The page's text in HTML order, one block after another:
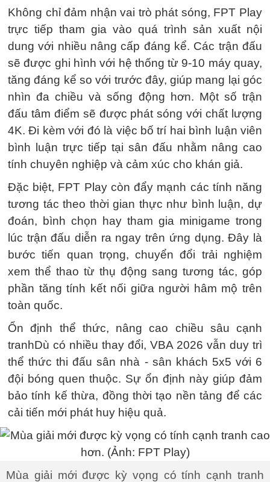
Không chỉ đảm nhận vai trò phát sóng, FPT Play
trực tiếp tham gia vào quá trình sản xuất nội
dung với nhiều nâng cấp đáng kể. Các trận đấu
sẽ được ghi hình với hệ thống từ 9-10 máy quay,
tăng đáng kể so với trước đây, giúp mang lại góc
nhìn đa chiều và sống động hơn. Một số trận
đấu tâm điểm sẽ được phát sóng với chất lượng
4K. Đi kèm với đó là việc bố trí hai bình luận viên
bình luận trực tiếp tại sân đấu nhằm nâng cao
tính chuyên nghiệp và cảm xúc cho khán giả.
Đặc biệt, FPT Play còn đẩy mạnh các tính năng
tương tác theo thời gian thực như bình luận, dự
đoán, bình chọn hay tham gia minigame trong
lúc trận đấu diễn ra ngay trên ứng dụng. Đây là
bước tiến quan trọng, chuyển đổi trải nghiệm
xem thể thao từ thụ động sang tương tác, góp
phần tăng tính kết nối giữa người hâm mộ trên
toàn quốc.
Ổn định thể thức, nâng cao chiều sâu cạnh
tranhDù có nhiều thay đổi, VBA 2026 vẫn duy trì
thể thức thi đấu sân nhà - sân khách 5x5 với 6
đội bóng quen thuộc. Sự ổn định này giúp đảm
bảo tính kế thừa, đồng thời tạo nền tảng để các
cải tiến mới phát huy hiệu quả.
Mùa giải mới được kỳ vọng có tính cạnh tranh